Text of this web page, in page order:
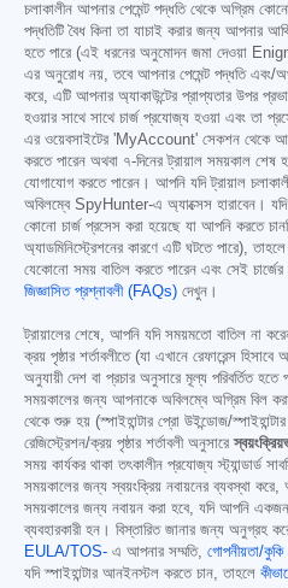
চলাকালীন আপনার পেমেন্ট পদ্ধতি থেকে অগ্রিম
পদ্ধতিটি বৈধ কিনা তা যাচাই করার জন্য আপনার
হতে পারে (এই ধরনের অনুমোদন জমা দেওয়া
এর অনুরোধ নয়, তবে আপনার পেমেন্ট পদ্ধতি এবং/
করে, এটি আপনার অ্যাকাউন্টের প্রাপ্যতার উপর
হওয়ার সাথে সাথে চার্জ প্রযোজ্য হওয়া এবং
এর ওয়েবসাইটের 'MyAccount' সেকশন থেকে
করতে পারেন অথবা ৭-দিনের ট্রায়াল সময়কাল
যোগাযোগ করতে পারেন। আপনি যদি ট্রায়াল
অবিলম্বে SpyHunter-এ অ্যাক্সেস হারাবেন।
কোনো চার্জ প্রসেস করা হয়েছে যা আপনি করতে
অ্যাডমিনিস্ট্রেশনের কারণে এটি ঘটতে পারে),
যেকোনো সময় বাতিল করতে পারেন এবং সেই চার্জের
জিজ্ঞাসিত প্রশ্নাবলী (FAQs) দেখুন।
ট্রায়ালের শেষে, আপনি যদি সময়মতো বাতিল না
ক্রয় পৃষ্ঠার শর্তাবলীতে (যা এখানে রেফারেন্স
অনুযায়ী দেশ বা প্রচার অনুসারে মূল্য পরিবর্তিত হতে
সময়কালের জন্য আপনাকে অবিলম্বে অগ্রিম বিল
থেকে শুরু হয় (স্পাইহান্টার প্রো উইন্ডোজ/
রেজিস্ট্রেশন/ক্রয় পৃষ্ঠার শর্তাবলী অনুসারে
সময় কার্যকর থাকা তৎকালীন প্রযোজ্য স্ট্যান্ডার্ড
সময়কালের জন্য স্বয়ংক্রিয় নবায়নের ব্যবস্থা করে,
সময়কালের জন্য নবায়ন করা হবে, যদি আপনি একজন
ব্যবহারকারী হন। বিস্তারিত জানার জন্য অনুগ্রহ
EULA/TOS- এ আপনার সম্মতি, গোপনীয়তা/কুকি
যদি স্পাইহান্টার আনইনস্টল করতে চান, তাহলে